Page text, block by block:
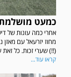
כמעט
אחרי כמה עונות של
(!!) שערי זכות. כל זאת
קראו עוד...